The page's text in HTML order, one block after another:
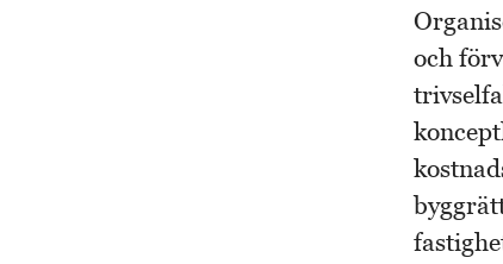
och